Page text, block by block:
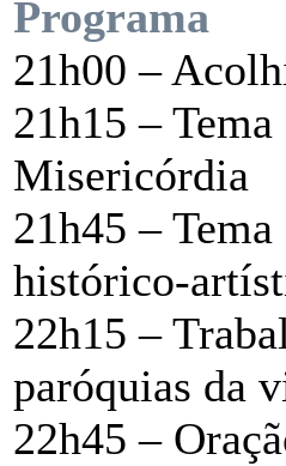
Programa
21h00 –
21h15 –
Misericórdia
21h45 –
histórico-
22h15 –
paróquias da
22h45 –